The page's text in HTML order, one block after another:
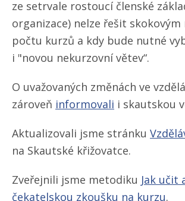
ze setrvale rostoucí členské
organizace) nelze řešit skokovým
počtu kurzů a kdy bude nutné
i "novou nekurzovní větev“.
O uvažovaných změnách ve
zároveň informovali i skautskou
Aktualizovali jsme stránku
na Skautské křižovatce.
Zveřejnili jsme metodiku Jak učit
čekatelskou zkoušku na kurzu.